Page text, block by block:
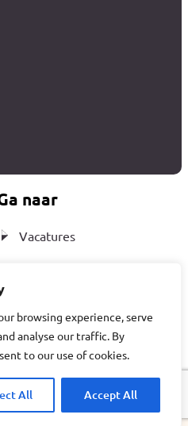
browsing experience, serve
analyse our traffic. By
to our use of cookies.
All Accept All
naar
Vacatures
Vacatures – USA
Privacy statement - Crealisatie by
MindOffice